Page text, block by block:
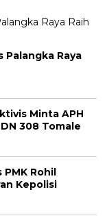
Palangka Raya
Minta APH
308 Tomale
Rohil
Kepolisi